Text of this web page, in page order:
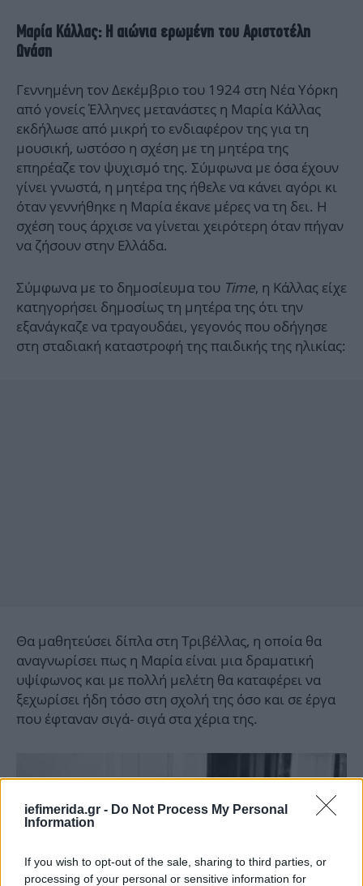
iefimerida.gr - Do Not Process My Personal
Information
If you wish to opt-out of the sale, sharing to third parties, or
processing of your personal or sensitive information for
Μαρία Κάλλας: Η αιώνια ερωμένη του Αριστοτέλη
Ωνάση
Γεννημένη τον Δεκέμβριο του 1924 στη Νέα Υόρκη
από γονείς Έλληνες μετανάστες η Μαρία Κάλλας
εκδήλωσε από μικρή το ενδιαφέρον της για τη
μουσική, ωστόσο η σχέση με τη μητέρα της
επηρέαζε τον ψυχισμό της. Σύμφωνα με όσα έχουν
γίνει γνωστά, η μητέρα της ήθελε να κάνει αγόρι κι
όταν γεννήθηκε η Μαρία έκανε μέρες να τη δει. Η
σχέση τους άρχισε να γίνεται χειρότερη όταν πήγαν
να ζήσουν στην Ελλάδα.
Σύμφωνα με το δημοσίευμα του Time, η Κάλλας είχε
κατηγορήσει δημοσίως τη μητέρα της ότι την
εξανάγκαζε να τραγουδάει, γεγονός που οδήγησε
στη σταδιακή καταστροφή της παιδικής της ηλικίας:
Θα μαθητεύσει δίπλα στη Τριβέλλας, η οποία θα
αναγνωρίσει πως η Μαρία είναι μια δραματική
υψίφωνος και με πολλή μελέτη θα καταφέρει να
ξεχωρίσει ήδη τόσο στη σχολή της όσο και σε έργα
που έφταναν σιγά- σιγά στα χέρια της.